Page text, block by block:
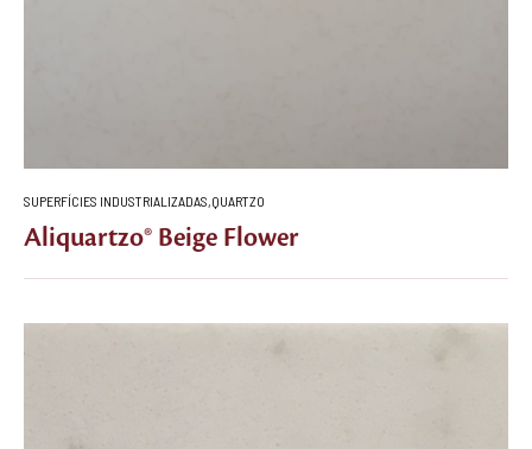
SUPERFÍCIES INDUSTRIALIZADAS,QUARTZO
Aliquartzo® Beige Flower